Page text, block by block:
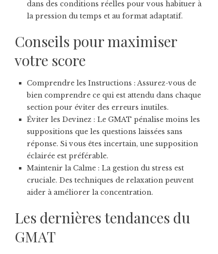
dans des conditions réelles pour vous habituer à
la pression du temps et au format adaptatif.
Conseils pour maximiser
votre score
Comprendre les Instructions : Assurez-vous de
bien comprendre ce qui est attendu dans chaque
section pour éviter des erreurs inutiles.
Éviter les Devinez : Le GMAT pénalise moins les
suppositions que les questions laissées sans
réponse. Si vous êtes incertain, une supposition
éclairée est préférable.
Maintenir la Calme : La gestion du stress est
cruciale. Des techniques de relaxation peuvent
aider à améliorer la concentration.
Les dernières tendances du
GMAT